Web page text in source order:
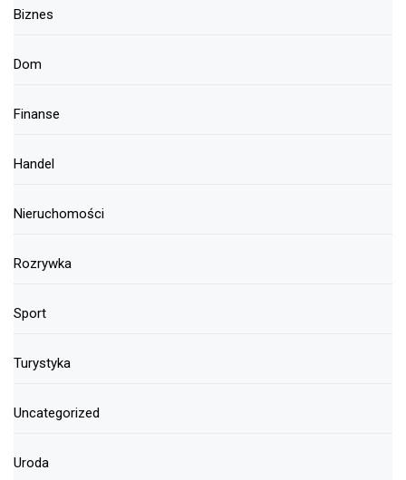
Biznes
Dom
Finanse
Handel
Nieruchomości
Rozrywka
Sport
Turystyka
Uncategorized
Uroda